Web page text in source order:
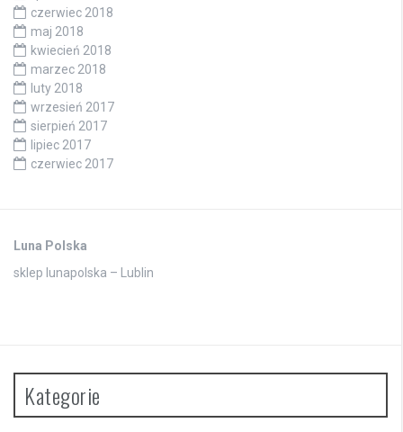
czerwiec 2018
maj 2018
kwiecień 2018
marzec 2018
luty 2018
wrzesień 2017
sierpień 2017
lipiec 2017
czerwiec 2017
Luna Polska
sklep lunapolska – Lublin
Kategorie